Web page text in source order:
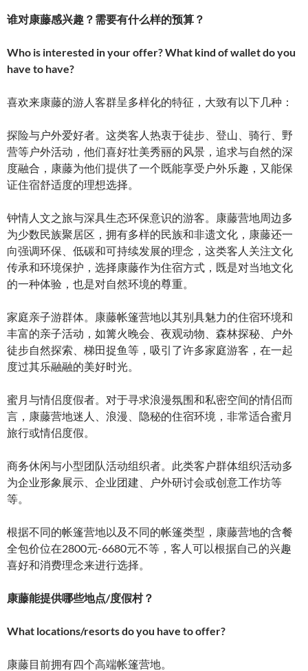
谁对康藤感兴趣？需要有什么样的预算？
Who is interested in your offer? What kind of wallet do you
have to have?
喜欢来康藤的游人客群呈多样化的特征，大致有以下几种：
探险与户外爱好者。这类客人热衷于徒步、登山、骑行、野
营等户外活动，他们喜好壮美秀丽的风景，追求与自然的深
度融合，康藤为他们提供了一个既能享受户外乐趣，又能保
证住宿舒适度的理想选择。
钟情人文之旅与深具生态环保意识的游客。康藤营地周边多
为少数民族聚居区，拥有多样的民族和非遗文化，康藤还一
向强调环保、低碳和可持续发展的理念，这类客人关注文化
传承和环境保护，选择康藤作为住宿方式，既是对当地文化
的一种体验，也是对自然环境的尊重。
家庭亲子游群体。康藤帐篷营地以其别具魅力的住宿环境和
丰富的亲子活动，如篝火晚会、夜观动物、森林探秘、户外
徒步自然探索、梯田捉鱼等，吸引了许多家庭游客，在一起
度过其乐融融的美好时光。
蜜月与情侣度假者。对于寻求浪漫氛围和私密空间的情侣而
言，康藤营地迷人、浪漫、隐秘的住宿环境，非常适合蜜月
旅行或情侣度假。
商务休闲与小型团队活动组织者。此类客户群体组织活动多
为企业形象展示、企业团建、户外研讨会或创意工作坊等
等。
根据不同的帐篷营地以及不同的帐篷类型，康藤营地的含餐
全包价位在2800元-6680元不等，客人可以根据自己的兴趣
喜好和消费理念来进行选择。
康藤能提供哪些地点/度假村？
What locations/resorts do you have to offer?
康藤目前拥有四个高端帐篷营地。